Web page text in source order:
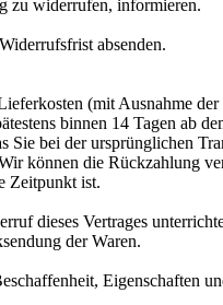
zu widerrufen, informieren.
absenden.
(mit Ausnahme der
binnen 14 Tagen ab
bei der ursprünglichen
können die Rückzahlung
Zeitpunkt ist.
dieses Vertrages
der Waren.
Eigenschaften